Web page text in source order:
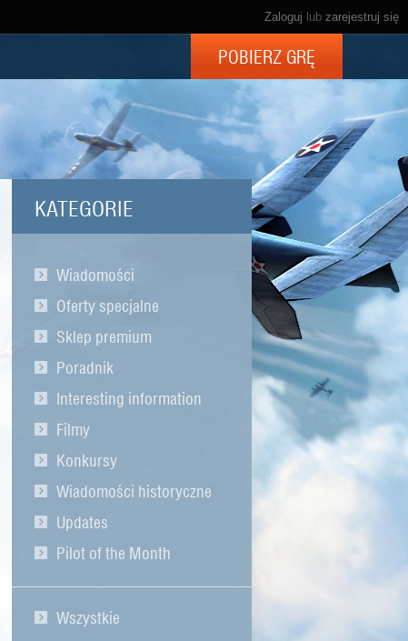
Zaloguj lub zarejestruj się
POBIERZ GRĘ
KATEGORIE
Wiadomości
Oferty specjalne
Sklep premium
Poradnik
Interesting information
Filmy
Konkursy
Wiadomości historyczne
Updates
Pilot of the Month
Wszystkie